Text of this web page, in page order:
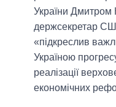
України
держсекретар
«підкреслив
Україною
реалізації
економічних